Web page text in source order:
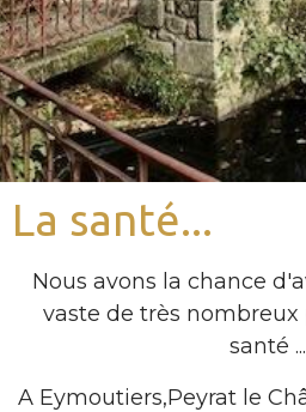
La santé...
Nous avons la chance
vaste de très nombreux
santé ...
A Eymoutiers,Peyrat le